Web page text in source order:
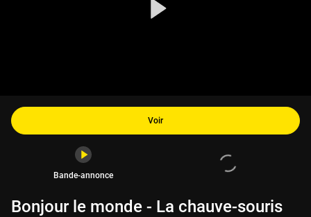
Voir
Bande-annonce
Bonjour le monde - La chauve-souris